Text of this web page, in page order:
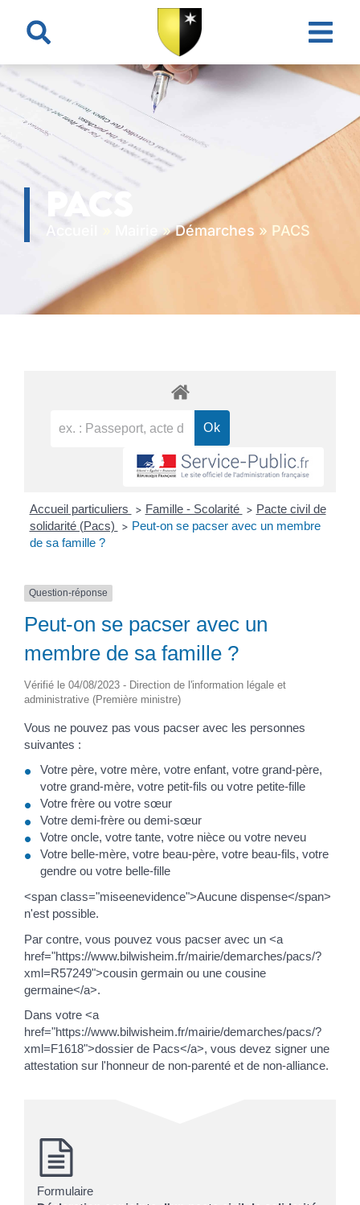
principal
PACS
Accueil »Démarches » PACS
Accueil particuliers > Famille - Scolarité > Pacte civil de
solidarité (Pacs)
> Peut-on se pacser avec un membre
de sa famille ?
Question-réponse
Peut-on se pacser avec un
membre de sa famille ?
Vérifié le 04/08/2023 - Direction de l'information légale et
administrative (Première ministre)
Vous ne pouvez pas vous pacser avec les personnes
suivantes :
Votre père, votre mère, votre enfant, votre grand-père,
votre grand-mère, votre petit-fils ou votre petite-fille
Votre frère ou votre sœur
Votre demi-frère ou demi-sœur
Votre oncle, votre tante, votre nièce ou votre neveu
Votre belle-mère, votre beau-père, votre beau-fils, votre
gendre ou votre belle-fille
<span class="miseenevidence">Aucune dispense</span>
n'est possible.
Par contre, vous pouvez vous pacser avec un <a
href="https://www.bilwisheim.fr/mairie/demarches/pacs/?
xml=R57249">cousin germain ou une cousine
germaine</a>.
Dans votre <a
href="https://www.bilwisheim.fr/mairie/demarches/pacs/?
xml=F1618">dossier de Pacs</a>, vous devez signer une
attestation sur l'honneur de non-parenté et de non-alliance.
Formulaire